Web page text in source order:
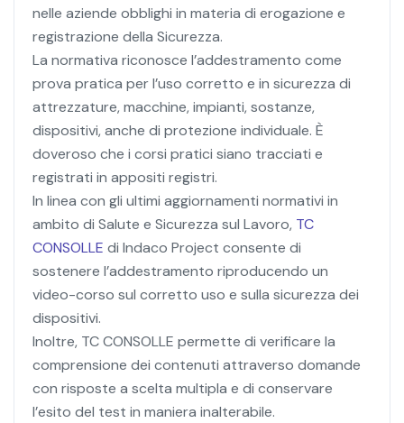
nelle aziende obblighi in materia di erogazione e
registrazione della Sicurezza.
La normativa riconosce l’addestramento come
prova pratica per l’uso corretto e in sicurezza di
attrezzature, macchine, impianti, sostanze,
dispositivi, anche di protezione individuale. È
doveroso che i corsi pratici siano tracciati e
registrati in appositi registri.
In linea con gli ultimi aggiornamenti normativi in
ambito di Salute e Sicurezza sul Lavoro, TC
CONSOLLE di Indaco Project consente di
sostenere l’addestramento riproducendo un
video-corso sul corretto uso e sulla sicurezza dei
dispositivi.
Inoltre, TC CONSOLLE permette di verificare la
comprensione dei contenuti attraverso domande
con risposte a scelta multipla e di conservare
l’esito del test in maniera inalterabile.